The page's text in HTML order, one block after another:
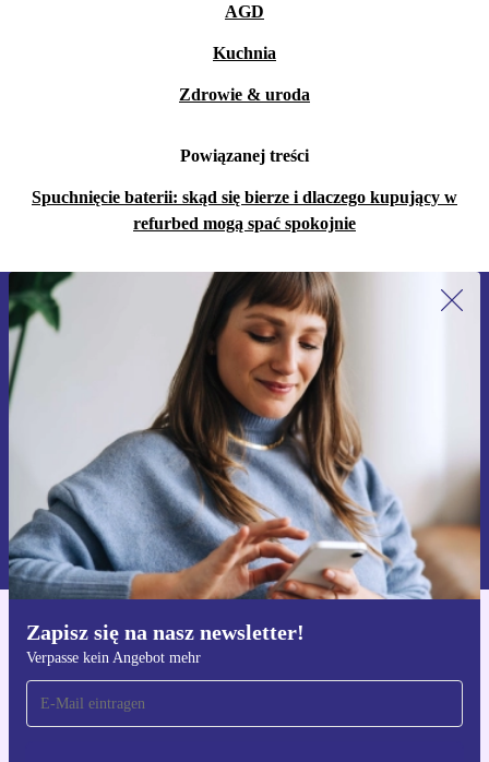
AGD
Kuchnia
Zdrowie & uroda
Powiązanej treści
Spuchnięcie baterii: skąd się bierze i dlaczego kupujący w
refurbed mogą spać spokojnie
Zapisz się na nasz newsletter!
Verpasse kein Angebot mehr
Zapisz się na nasz newsletter!
Nie przegap żadnej oferty.
Zarejestruj się
Informacje na temat używania danych osobowych znajdują się w
naszej
Polityce prywatności
Pobierz aplikację refurbed
Dla iOS i Android